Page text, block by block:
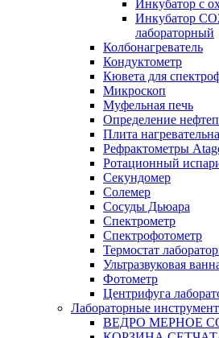
Инкубатор с
Инкубатор
лабораторный
Колбонагреватель
Кондуктометр
Кювета для
Микроскоп
Муфельная печь
Определение
Плита
Рефрактометры
Ротационный
Секундомер
Солемер
Сосуды Дьюара
Спектрометр
Спектрофотометр
Термостат
Ультразвуковая
Фотометр
Центрифуга
Лабораторные
ВЕДРО МЕРНОЕ